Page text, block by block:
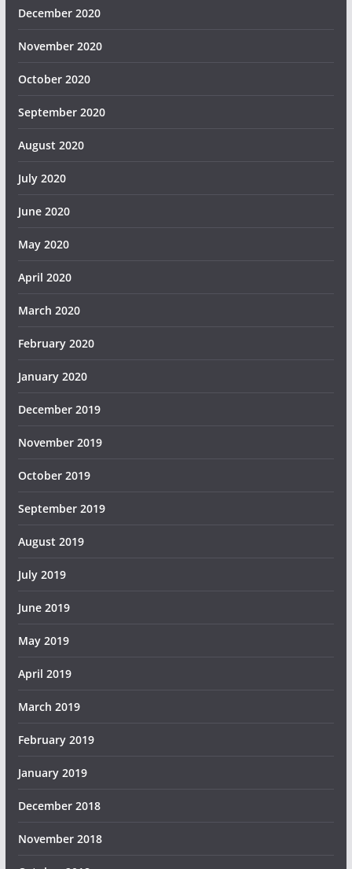
December 2020
November 2020
October 2020
September 2020
August 2020
July 2020
June 2020
May 2020
April 2020
March 2020
February 2020
January 2020
December 2019
November 2019
October 2019
September 2019
August 2019
July 2019
June 2019
May 2019
April 2019
March 2019
February 2019
January 2019
December 2018
November 2018